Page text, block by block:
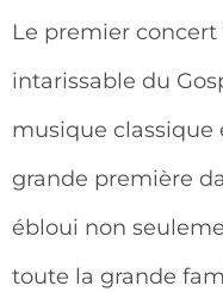
Le premier
intarissable du
musique classique
grande première
ébloui non
toute la grande